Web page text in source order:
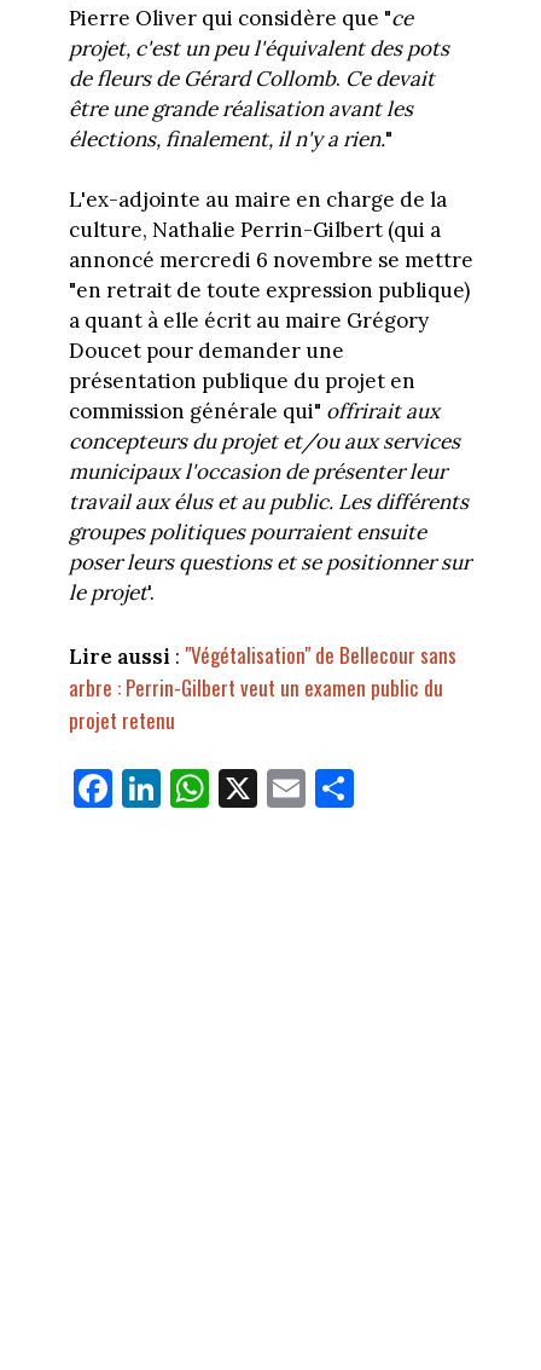
Pierre Oliver qui considère que "ce
projet, c'est un peu l'équivalent des pots
de fleurs de Gérard Collomb. Ce devait
être une grande réalisation avant les
élections, finalement, il n'y a rien."
L'ex-adjointe au maire en charge de la
culture, Nathalie Perrin-Gilbert (qui a
annoncé mercredi 6 novembre se mettre
"en retrait de toute expression publique)
a quant à elle écrit au maire Grégory
Doucet pour demander une
présentation publique du projet en
commission générale qui" offrirait aux
concepteurs du projet et/ou aux services
municipaux l'occasion de présenter leur
travail aux élus et au public. Les différents
groupes politiques pourraient ensuite
poser leurs questions et se positionner sur
le projet'.
Lire aussi : "Végétalisation" de Bellecour sans
arbre : Perrin-Gilbert veut un examen public du
projet retenu
Fa
ce
Li
nk
W
ha
X E
m
Pa
rt